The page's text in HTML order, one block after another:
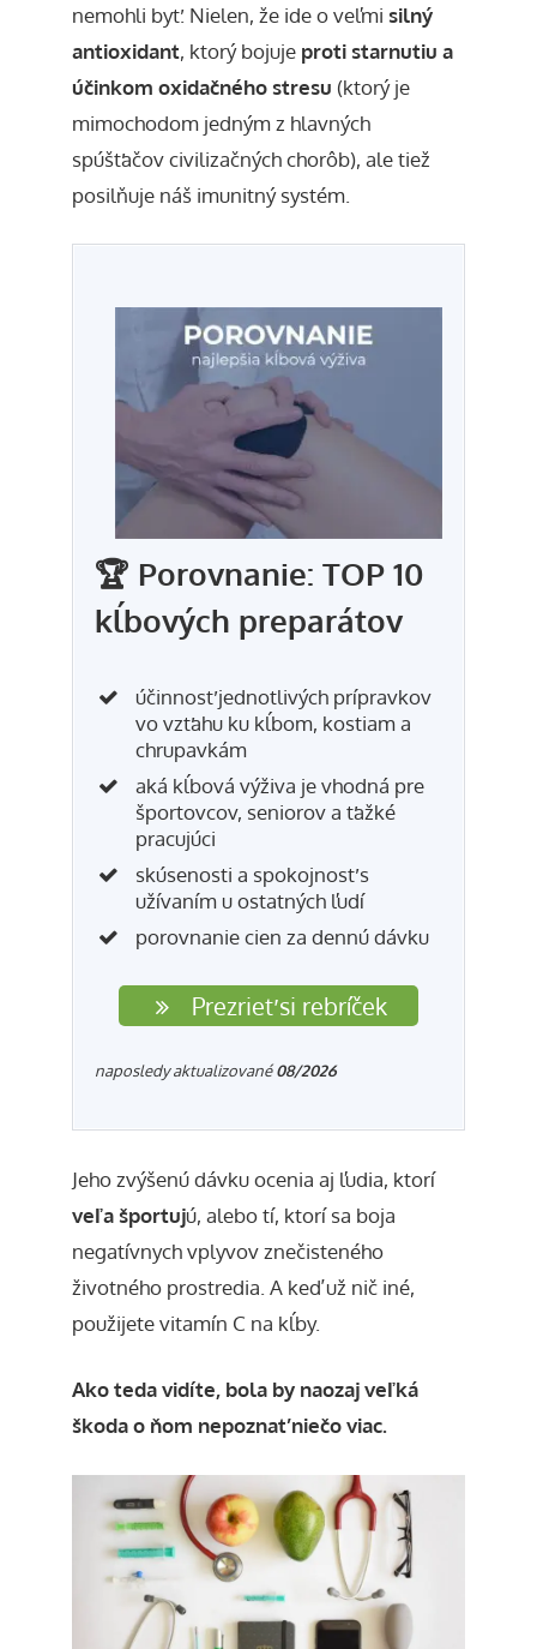
nemohli byť. Nielen, že ide o veľmi silný
antioxidant, ktorý bojuje proti starnutiu a
účinkom oxidačného stresu (ktorý je
mimochodom jedným z hlavných
spúšťačov civilizačných chorôb), ale tiež
posilňuje náš imunitný systém.
🏆 Porovnanie: TOP 10
kĺbových preparátov
účinnosť jednotlivých prípravkov
vo vzťahu ku kĺbom, kostiam a
chrupavkám
aká kĺbová výživa je vhodná pre
športovcov, seniorov a ťažké
pracujúci
skúsenosti a spokojnosť s
užívaním u ostatných ľudí
porovnanie cien za dennú dávku
Prezrieť si rebríček
naposledy aktualizované 08/2026
Jeho zvýšenú dávku ocenia aj ľudia, ktorí
veľa športujú, alebo tí, ktorí sa boja
negatívnych vplyvov znečisteného
životného prostredia. A keď už nič iné,
použijete vitamín C na kĺby.
Ako teda vidíte, bola by naozaj veľká
škoda o ňom nepoznať niečo viac.